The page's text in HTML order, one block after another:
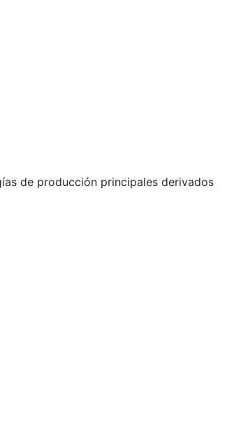
de producción principales derivados